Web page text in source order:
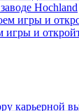
Hochland
игры и